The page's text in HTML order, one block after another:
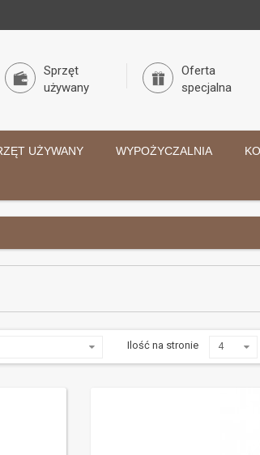
Sprzęt
używany
Oferta
specjalna
UŻYWANY WYPOŻYCZALNIA
Ilość na stronie 4